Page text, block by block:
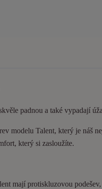
padnou a také vypadají
modelu Talent, který je náš
který si zasloužíte.
mají protiskluzovou